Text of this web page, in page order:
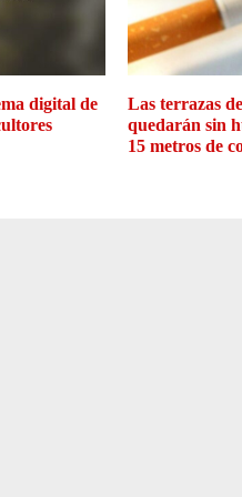
digital de
Las terrazas
quedarán sin
15 metros de